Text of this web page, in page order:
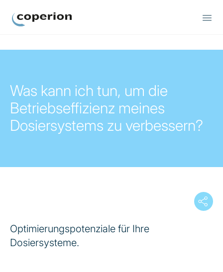
Was kann ich tun, um die
Betriebseffizienz meines
Dosiersystems zu verbessern?
Optimierungspotenziale für Ihre
Dosiersysteme.